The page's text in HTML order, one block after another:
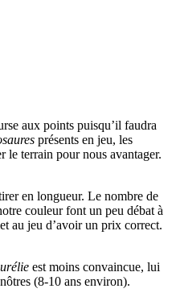
aux points puisqu’il faudra
présents en jeu, les
le terrain pour nous avantager.
en longueur. Le nombre de
couleur font un peu débat à
au jeu d’avoir un prix correct.
est moins convaincue, lui
(8-10 ans environ).